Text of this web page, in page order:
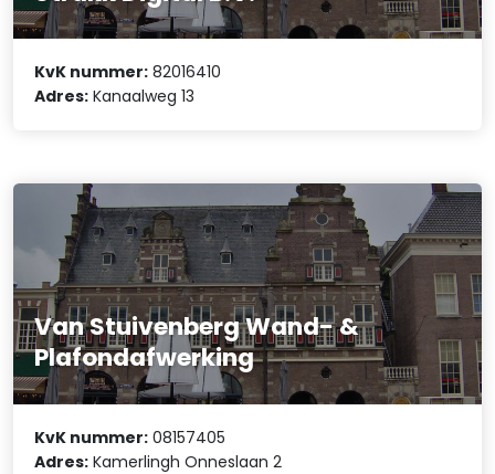
KvK nummer: 82016410
Adres: Kanaalweg 13
Van Stuivenberg Wand- &
Plafondafwerking
KvK nummer: 08157405
Adres: Kamerlingh Onneslaan 2